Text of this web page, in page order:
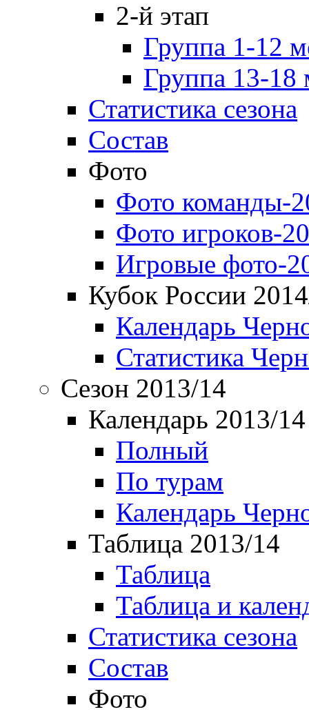
2-й этап
Группа 1-12
Группа 13-18
Статистика сезона
Состав
Фото
Фото команды-
Фото игроков-
Игровые фото-
Кубок России
Календарь
Статистика
Сезон 2013/14
Календарь 2013/14
Полный
По турам
Календарь
Таблица 2013/14
Таблица
Таблица и
Статистика сезона
Состав
Фото